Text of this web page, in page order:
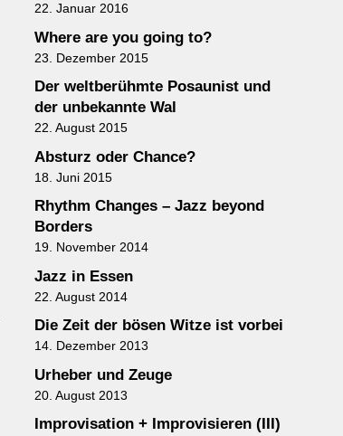
22. Januar 2016
Where are you going to?
23. Dezember 2015
Der weltberühmte Posaunist und
der unbekannte Wal
22. August 2015
Absturz oder Chance?
18. Juni 2015
Rhythm Changes – Jazz beyond
Borders
19. November 2014
Jazz in Essen
22. August 2014
Die Zeit der bösen Witze ist vorbei
14. Dezember 2013
Urheber und Zeuge
20. August 2013
Improvisation + Improvisieren (III)